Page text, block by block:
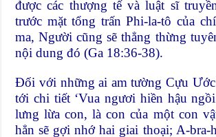
được các thượng tế và luật sĩ
trước mặt tổng trấn Phi-la-tô của
ma, Người cũng sẽ thẳng thừng
nội dung đó (Ga 18:36-38).
Đối với những ai am tường Cựu
tới chi tiết ‘Vua ngươi hiền hậu
lưng lừa con, là con của một con
hẳn sẽ gợi nhớ hai giai thoại; A-bra-